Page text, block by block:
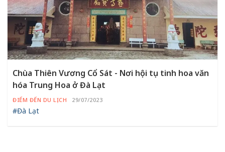
Chùa Thiên Vương Cổ Sát - Nơi hội tụ tinh hoa văn
hóa Trung Hoa ở Đà Lạt
ĐIỂM ĐẾN DU LỊCH 29/07/2023
#Đà Lạt